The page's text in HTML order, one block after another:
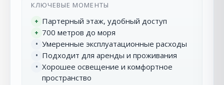
КЛЮЧЕВЫЕ МОМЕНТЫ
+ Партерный этаж, удобный доступ
+ 700 метров до моря
• Умеренные эксплуатационные расходы
• Подходит для аренды и проживания
• Хорошее освещение и комфортное
пространство